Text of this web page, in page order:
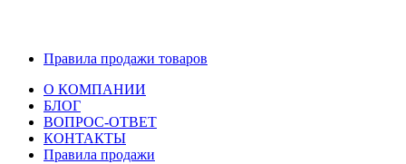
Правила продажи товаров
О КОМПАНИИ
БЛОГ
ВОПРОС-ОТВЕТ
КОНТАКТЫ
Правила продажи